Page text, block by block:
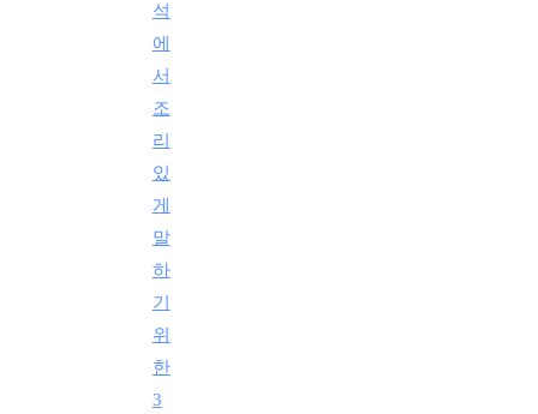
석
에
서
조
리
있
게
말
하
기
위
한
3